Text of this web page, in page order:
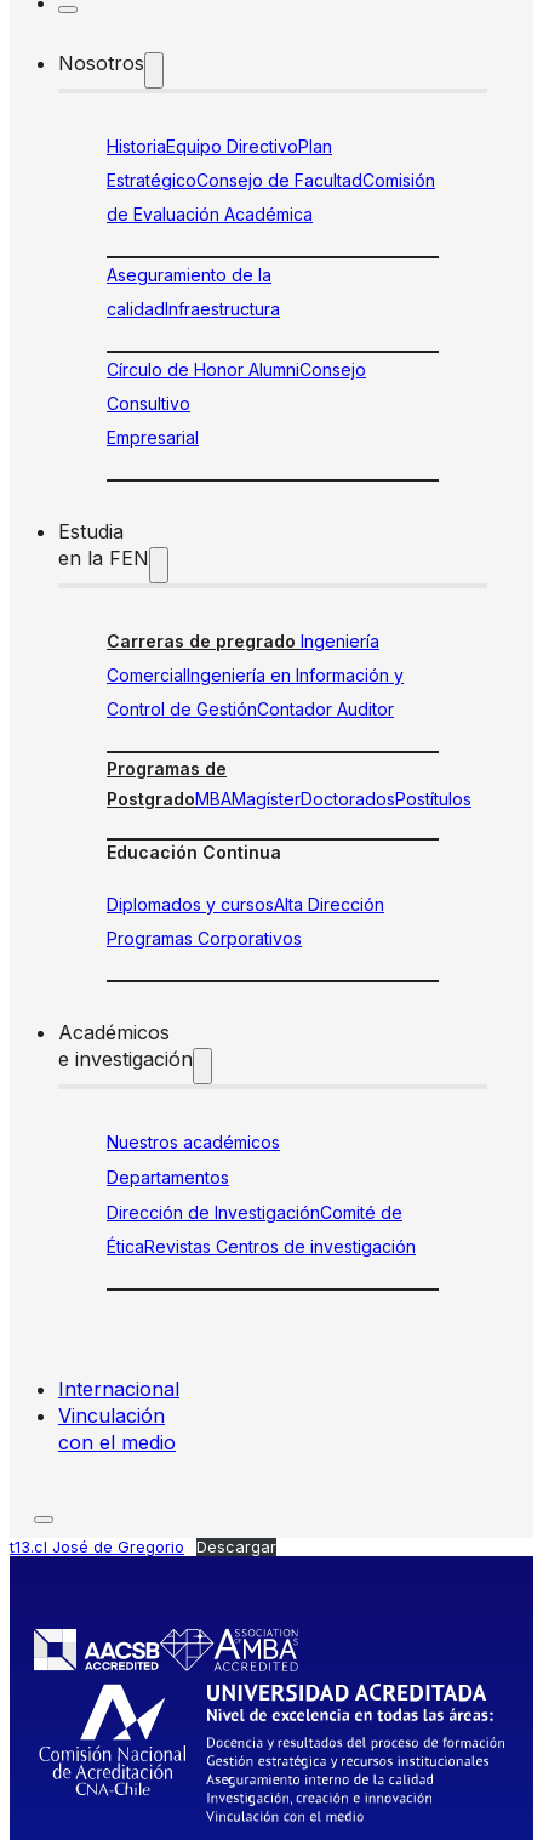
Nosotros
HistoriaEquipo DirectivoPlan
EstratégicoConsejo de FacultadComisión
de Evaluación Académica
Aseguramiento de la
calidadInfraestructura
Círculo de Honor AlumniConsejo
Consultivo
Empresarial
Estudia
en la FEN
Carreras de pregrado Ingeniería
ComercialIngeniería en Información y
Control de GestiónContador Auditor
Programas de
PostgradoMBAMagísterDoctoradosPostítulos
Educación Continua
Diplomados y cursosAlta Dirección
Programas Corporativos
Académicos
e investigación
Nuestros académicos
Departamentos
Dirección de InvestigaciónComité de
ÉticaRevistas Centros de investigación
Internacional
Vinculación
con el medio
t13.cl José de Gregorio Descargar